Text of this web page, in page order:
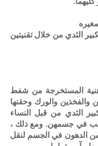
الثدي من خلال تقنيتين
المستخرجة من شفط
والورك وحقنها
الثدي من قبل النساء
في جسمهن. ومع ذلك ،
من الدهون في الجسم لنقل